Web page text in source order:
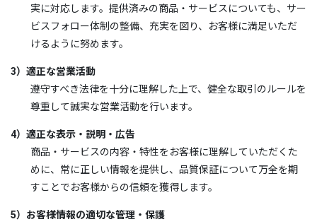
実に対応します。提供済みの商品・サービスについても、サー
ビスフォロー体制の整備、充実を図り、お客様に満足いただ
けるように努めます。
3）適正な営業活動
遵守すべき法律を十分に理解した上で、健全な取引のルールを
尊重して誠実な営業活動を行います。
4）適正な表示・説明・広告
商品・サービスの内容・特性をお客様に理解していただくた
めに、常に正しい情報を提供し、品質保証について万全を期
すことでお客様からの信頼を獲得します。
5）お客様情報の適切な管理・保護